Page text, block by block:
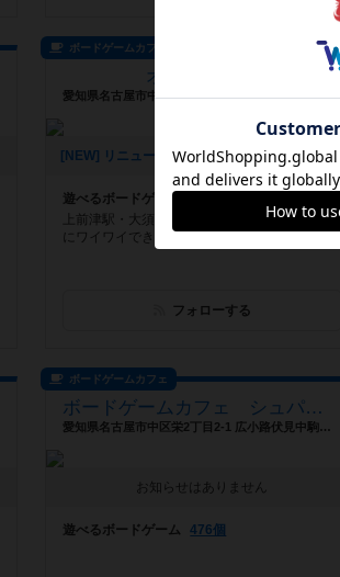
ボードゲームカフェ
オースランド
愛知県名古屋市中区大須2-31-15 大大須ビルヂング3F
[NEW] リニューアルオープン！（2025年10月12日 15時06分）
遊べるボードゲーム
上前津駅・大須観音駅から5分！みんなで気軽
にワイワイできるボドゲカフェ＆バー！
フォローする
ボードゲームカフェ
ボードゲームカフェ シュパース
愛知県名古屋市中区栄2丁目2-1 広小路伏見中駒ビル6C
お知らせはありません
遊べるボードゲーム 476個